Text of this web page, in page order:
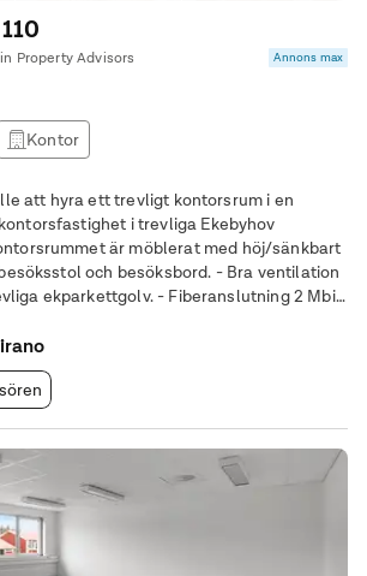
Property Advisors Annons max
Kontor
att hyra ett trevligt kontorsrum i en
i trevliga Ekebyhov
och besöksbord. - Bra ventilation
ekparkettgolv. - Fiberanslutning 2 Mbit
mot avgift). - Tillgång till mötesrum samt